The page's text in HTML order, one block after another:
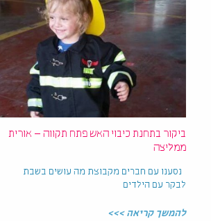
ביקור בתחנת כיבוי האש פתח תקווה – אורית
ממליצה
נסענו עם חברים מקבוצת מה עושים בשבת
לבקר עם הילדים
להמשך קריאה >>>